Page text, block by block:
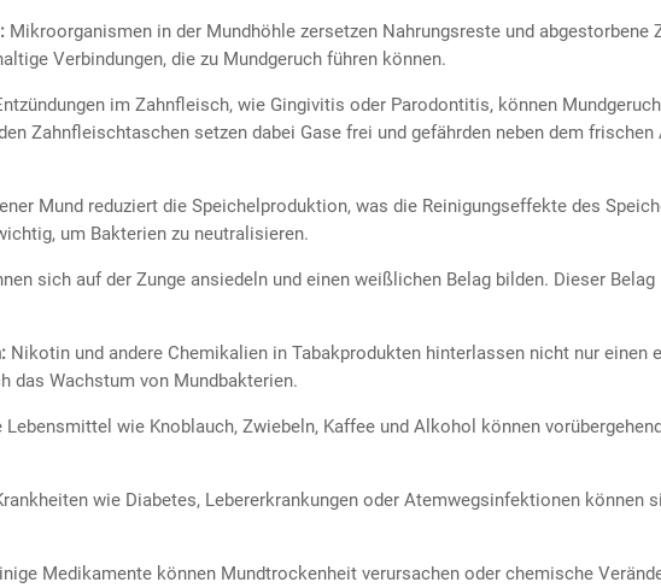
Mikroorganismen in der Mundhöhle zersetzen Nahrungsreste und abgestorbene
Verbindungen, die zu Mundgeruch führen können.
im Zahnfleisch, wie Gingivitis oder Parodontitis, können
Zahnfleischtaschen setzen dabei Gase frei und gefährden neben dem frischen
Mund reduziert die Speichelproduktion, was die Reinigungseffekte des
um Bakterien zu neutralisieren.
sich auf der Zunge ansiedeln und einen weißlichen Belag bilden. Dieser Belag
Nikotin und andere Chemikalien in Tabakprodukten hinterlassen nicht nur einen
das Wachstum von Mundbakterien.
Lebensmittel wie Knoblauch, Zwiebeln, Kaffee und Alkohol können
wie Diabetes, Lebererkrankungen oder Atemwegsinfektionen können
Medikamente können Mundtrockenheit verursachen oder chemische